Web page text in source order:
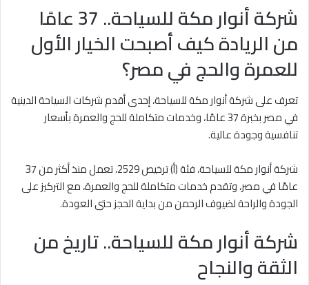
شركة أنوار مكة للسياحة.. 37 عامًا
من الريادة كيف أصبحت الخيار الأول
للعمرة والحج في مصر؟
تعرف على شركة أنوار مكة للسياحة، إحدى أقدم شركات السياحة الدينية
في مصر بخبرة 37 عامًا، وخدمات متكاملة للحج والعمرة بأسعار
تنافسية وجودة عالية.
شركة أنوار مكة للسياحة، فئة (أ) ترخيص 2529، تعمل منذ أكثر من 37
عامًا في مصر، وتقدم خدمات متكاملة للحج والعمرة، مع التركيز على
الجودة والراحة لضيوف الرحمن من بداية الحجز حتى العودة.
شركة أنوار مكة للسياحة.. تاريخ من
الثقة والنجاح